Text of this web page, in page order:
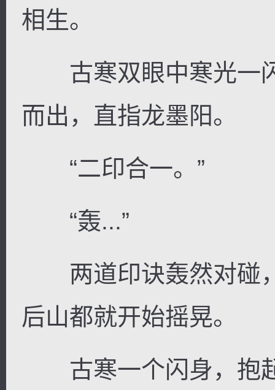
相生。
古寒双眼中寒光一
而出，直指龙墨阳。
“二印合一。”
“轰...”
两道印诀轰然对碰
后山都就开始摇晃。
古寒一个闪身，抱